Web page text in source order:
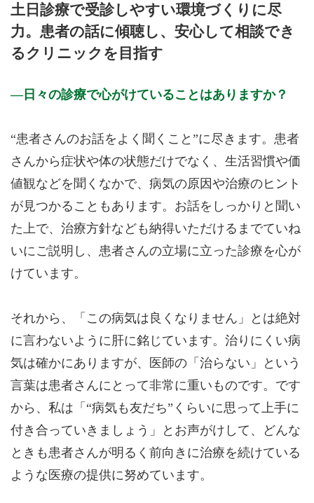
9:00〜12:00
● ● ● ●
●
14:00〜17:00
● ● ●
●
17:30〜19:30
●
休診日: 火曜日、水曜日、祝日、年末年始
備考: ご来院の際は、健康保険証(マイナ保険証)、各種医療
発熱(37.5℃以上)や咳などの感染症状がある場合は、来院前に
お電話またはWEBよりご連絡いただくと、専用スペースへご
案内し、院内動線を分けて受診いただけます。
また、ワクチン接種は 電話での事前予約が必須 となります。
特に輸入ワクチンは在庫に限りがあり、インフルエンザと
SARS-CoV-2ワクチン以外は前払い制となりますのでご了承く
ださい。
渡航に関わるワクチンについても、まずはお電話にてご相談く
ださい。
受付時間は、午前9:00～11:30、午後14:00～16:30、夕方
診療時間と受付時間は異なりますので、ご来院の際はご注意く
ださい。
発熱外来は感染対策のため、受付方法や時間帯が通常と異なる
定期薬をご希望の方や、渡航相談、ワクチン接種を予定されて
いる方は、事前予約をお勧めいたします。
で、ご理解とご協力をお願いいたします。
※診療時間や臨時休診・診療内容等について、事前に必ず医療
機関ホームページ、またはお電話にてご確認ください。
>>病院なびで医療機関の詳細を見る
土日診療で受診しやすい環境づくりに尽
力。患者の話に傾聴し、安心して相談でき
るクリニックを目指す
日々の診療で心がけていることはありますか？
“患者さんのお話をよく聞くこと”に尽きます。患者
さんから症状や体の状態だけでなく、生活習慣や価
値観などを聞くなかで、病気の原因や治療のヒント
が見つかることもあります。お話をしっかりと聞い
た上で、治療方針なども納得いただけるまでていね
いにご説明し、患者さんの立場に立った診療を心が
けています。
それから、「この病気は良くなりません」とは絶対
に言わないように肝に銘じています。治りにくい病
気は確かにありますが、医師の「治らない」という
言葉は患者さんにとって非常に重いものです。です
から、私は「“病気も友だち”くらいに思って上手に
付き合っていきましょう」とお声がけして、どんな
ときも患者さんが明るく前向きに治療を続けている
ような医療の提供に努めています。